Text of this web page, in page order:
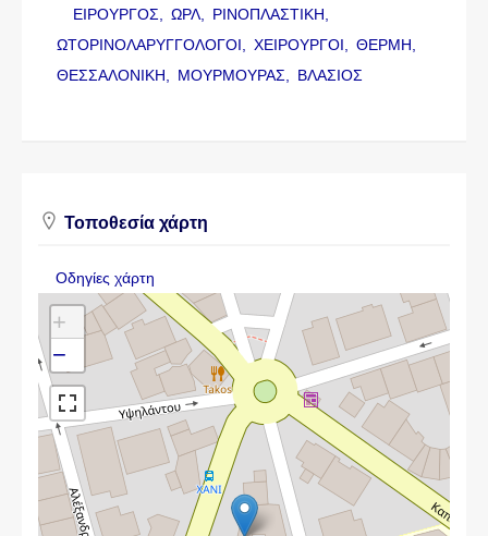
ΕΙΡΟΥΡΓΟΣ, ΩΡΛ,
ΡΙΝΟΠΛΑΣΤΙΚΗ,
ΩΤΟΡΙΝΟΛΑΡΥΓΓΟΛΟΓΟΙ,
ΧΕΙΡΟΥΡΓΟΙ,
ΘΕΡΜΗ,
ΘΕΣΣΑΛΟΝΙΚΗ,
ΜΟΥΡΜΟΥΡΑΣ, ΒΛΑΣΙΟΣ
Τοποθεσία χάρτη
Οδηγίες χάρτη
+
−